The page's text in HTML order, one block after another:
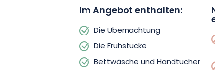
gegen Aufpreis erhältlich.
Lassen Sie sich von dieser Reise
gönnen Sie sich einen
Granges! Buchen Sie jetzt, die
Im Angebot enthalten:
Die Übernachtung
Die Frühstücke
Bettwäsche und Handtücher